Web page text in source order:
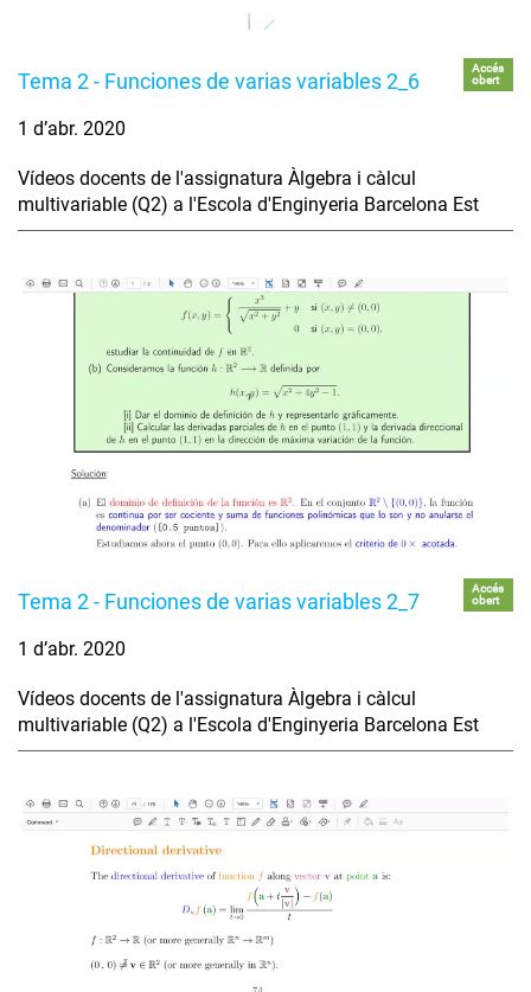
Tema 2 - Funciones de varias variables 2_6
Accés
obert
1 d’abr. 2020
Vídeos docents de l'assignatura Àlgebra i càlcul
multivariable (Q2) a l'Escola d'Enginyeria Barcelona Est
Tema 2 - Funciones de varias variables 2_7
Accés
obert
1 d’abr. 2020
Vídeos docents de l'assignatura Àlgebra i càlcul
multivariable (Q2) a l'Escola d'Enginyeria Barcelona Est